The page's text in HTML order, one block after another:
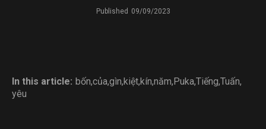
Published 09/09/2023
In this article: bốn,của,gìn,kiệt,kín,năm,Puka,Tiếng,Tuấn,
yêu